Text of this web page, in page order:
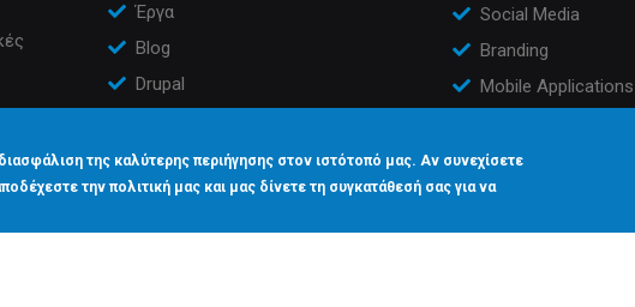
Έργα
Blog
Drupal
Social Media
Branding
Mobile Applications
της καλύτερης περιήγησης στον ιστότοπό μας. Αν συνεχίσετε
την πολιτική μας και μας δίνετε τη συγκατάθεσή σας για να